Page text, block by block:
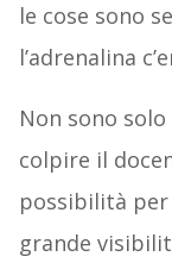
le cose sono
l’adrenalina
Non sono
colpire il
possibilità
grande